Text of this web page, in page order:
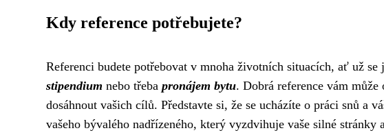
Kdy reference potřebujete?
Referenci budete potřebovat v mnoha životních situacích, ať už se
stipendium nebo třeba pronájem bytu. Dobrá reference vám
dosáhnout vašich cílů. Představte si, že se ucházíte o práci snů a
vašeho bývalého nadřízeného, který vyzdvihuje vaše silné stránky